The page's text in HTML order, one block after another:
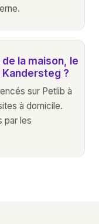
la maison, le
?
sur Petlib à
à domicile.
par les